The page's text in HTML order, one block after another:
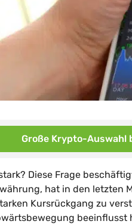
Große Krypto-Auswahl
Diese Frage
hat in den letzten
Kursrückgang zu